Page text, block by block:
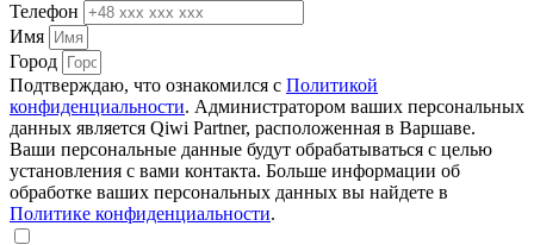
Телефон
Имя
Город
Подтверждаю, что ознакомился с Политикой
конфиденциальности. Администратором ваших персональных
данных является Qiwi Partner, расположенная в Варшаве.
Ваши персональные данные будут обрабатываться с целью
установления с вами контакта. Больше информации об
обработке ваших персональных данных вы найдете в
Политике конфиденциальности.